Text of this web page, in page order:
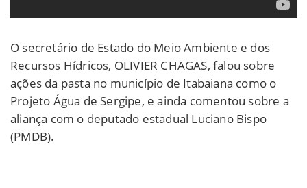
O secretário de Estado do Meio Ambiente e dos
Recursos Hídricos, OLIVIER CHAGAS, falou sobre
ações da pasta no município de Itabaiana como o
Projeto Água de Sergipe, e ainda comentou sobre a
aliança com o deputado estadual Luciano Bispo
(PMDB).